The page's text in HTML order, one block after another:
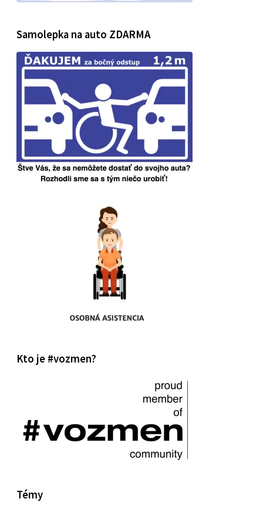
Samolepka na auto ZDARMA
Kto je #vozmen?
Témy